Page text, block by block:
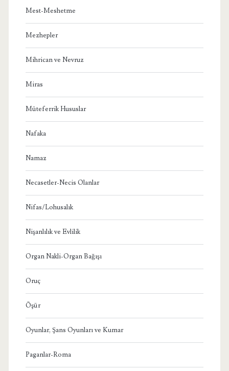
Mest-Meshetme
Mezhepler
Mihrican ve Nevruz
Miras
Müteferrik Hususlar
Nafaka
Namaz
Necasetler-Necis Olanlar
Nifas/Lohusalık
Nişanlılık ve Evlilik
Organ Nakli-Organ Bağışı
Oruç
Öşür
Oyunlar, Şans Oyunları ve Kumar
Paganlar-Roma